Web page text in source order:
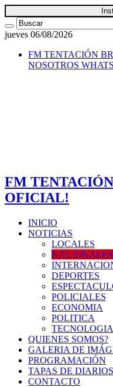
jueves 06/08/2026
FM TENTACIÓN
NOSOTROS
FM
OFICIAL!
INICIO
NOTICIAS
LOCALES
NACIONALES
DEPORTES
POLICIALES
ECONOMIA
POLITICA
TECNOLOGIA
QUIENES SOMOS?
GALERIA DE
PROGRAMACIÓN
TAPAS DE DIARIOS
CONTACTO